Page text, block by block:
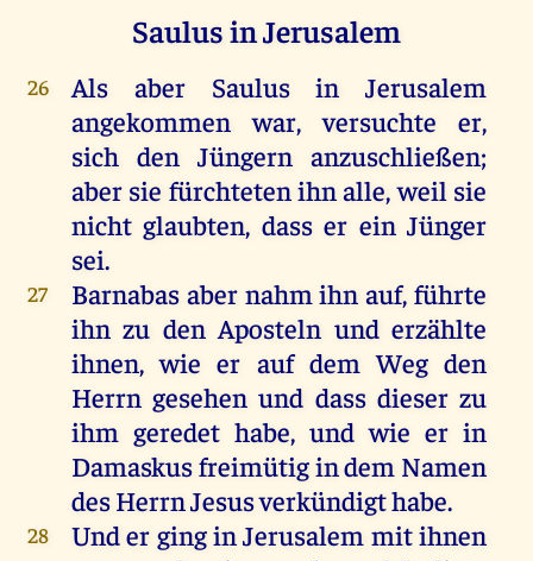
Saulus in Jerusalem
26 Als aber Saulus in
Jerusalem
angekommen
war,versuchte er,
sich den Jüngern anzuschließen;
aber sie fürchtetenihnalle,weil sie
nicht glaubten, dasser ein Jünger
sei.
27 Barnabas aber nahm ihn auf,führte
ihn zu den Aposteln und erzählte
ihnen,wie er auf dem Weg den
Herrn gesehen und dass dieser zu
ihm geredet habe,und wie er in
Damaskusfreimütigindem Namen
desHerrnJesusverkündigthabe.
28 Under ginginJerusalem mitihnen